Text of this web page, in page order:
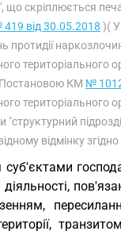
скріплюється
від 30.05.2018 )( У
протидії
територіального
Постановою КМ №
територіального
"структурний
відмінку